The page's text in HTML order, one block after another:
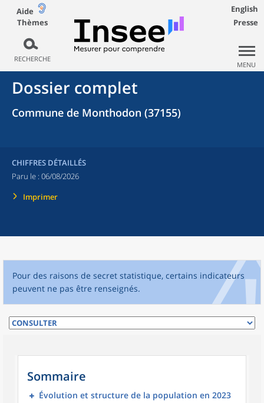
Aide
Thèmes
RECHERCHE
English
Presse
MENU
Dossier complet
Commune de Monthodon (37155)
CHIFFRES DÉTAILLÉS
Paru le : 06/08/2026
Imprimer
Pour des raisons de secret statistique, certains indicateurs
peuvent ne pas être renseignés.
Sommaire
Évolution et structure de la population en 2023